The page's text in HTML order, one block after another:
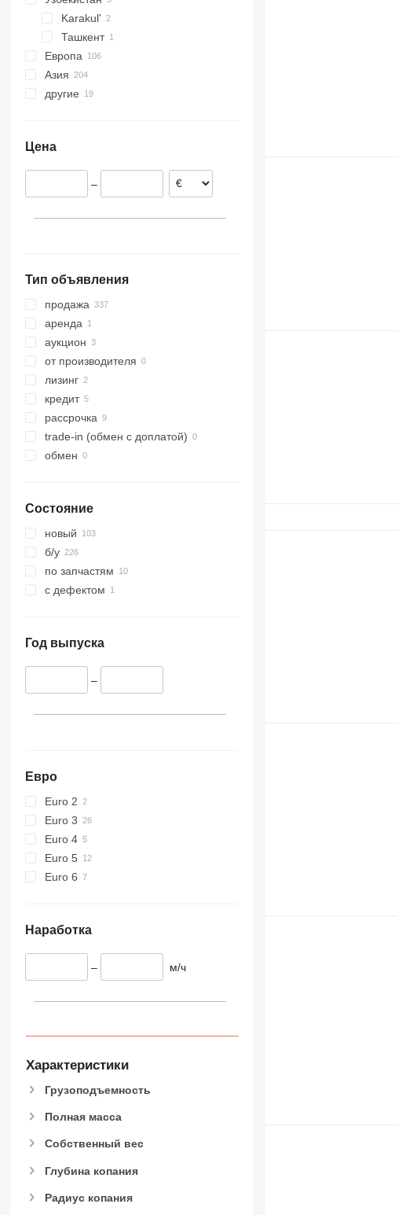
Karakul'
Ташкент
Европа
Польша
Нидерланды
Эстония
Чехия
Азия
Китай
другие
Уругвай
Перу
Цена
–
Тип объявления
продажа
аренда
аукцион
от производителя
лизинг
кредит
рассрочка
trade-in (обмен с доплатой)
обмен
Состояние
новый
б/у
по запчастям
с дефектом
Год выпуска
–
Евро
Euro 2
Euro 3
Euro 4
Euro 5
Euro 6
Наработка
– м/ч
Характеристики
Грузоподъемность
Полная масса
Собственный вес
Глубина копания
Радиус копания